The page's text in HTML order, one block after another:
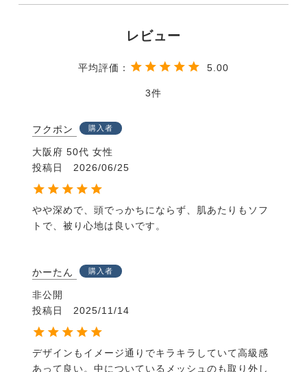
いという課題がありました。ERTは、小さな衝撃から
ヘルメットのフィット感が格段に向上し、長時間着用
しても快適です。
2.ERTの仕組み
柔らかいポリマー素材を使用しています。この素材
は、衝撃を受けると変形し、エネルギーを吸収する働
多段階の衝撃吸収：衝撃の強さに応じて、素材が異な
るレベルで変形し、エネルギーを吸収します。これに
より、様々な状況での衝撃から頭を保護します。
3.ERTのメリット
5.00
3
フクポン 購入者
大阪府 50代 女性
投稿日
2026/06/25
やや深めで、頭でっかちにならず、肌あたりもソフ
トで、被り心地は良いです。
かーたん 購入者
非公開
投稿日
2025/11/14
デザインもイメージ通りでキラキラしていて高級感
あって良い。中についているメッシュのも取り外し